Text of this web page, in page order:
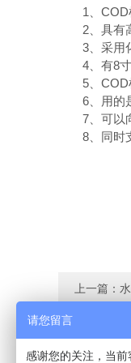
1、COD检
2、具有高
3、采用化
4、有8寸
5、COD检
6、用的是
7、可以向
8、同时支
上一篇：
下一篇：
请您留言
感谢您的关注，当